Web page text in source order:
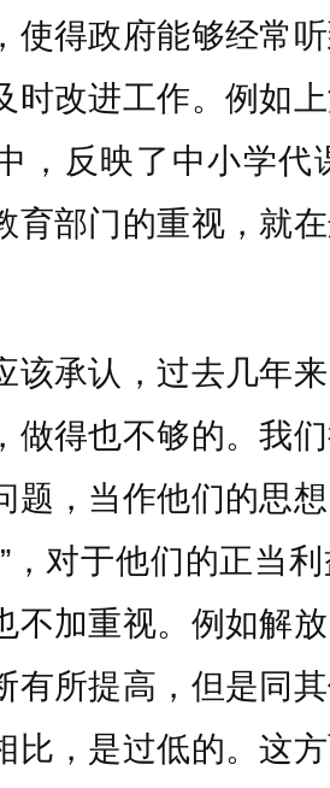
使得政府能够经常
时改进工作。例如
，反映了中小学代
育部门的重视，就
承认，过去几年来
做得也不够的。我
题，当作他们的思
，对于他们的正当
不加重视。例如解
有所提高，但是同
比，是过低的。这